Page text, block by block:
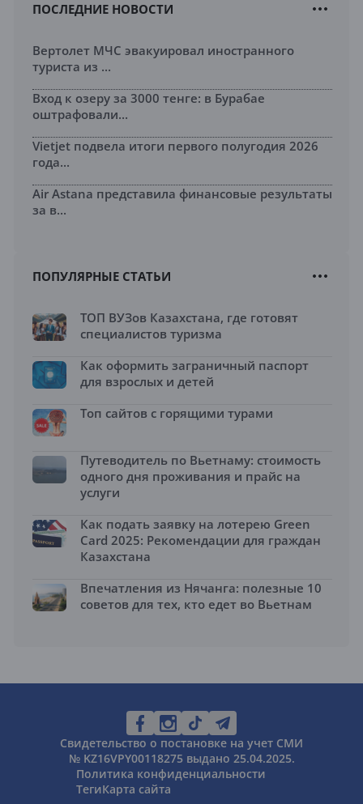
ПОСЛЕДНИЕ НОВОСТИ
Вертолет МЧС эвакуировал иностранного
туриста из ...
Вход к озеру за 3000 тенге: в Бурабае
оштрафовали...
Vietjet подвела итоги первого полугодия 2026
года...
Air Astana представила финансовые результаты
за в...
ПОПУЛЯРНЫЕ СТАТЬИ
ТОП ВУЗов Казахстана, где готовят
специалистов туризма
Как оформить заграничный паспорт
для взрослых и детей
Топ сайтов с горящими турами
Путеводитель по Вьетнаму: стоимость
одного дня проживания и прайс на
услуги
Как подать заявку на лотерею Green
Card 2025: Рекомендации для граждан
Казахстана
Впечатления из Нячанга: полезные 10
советов для тех, кто едет во Вьетнам
Свидетельство о постановке на учет СМИ
№ KZ16VPY00118275 выдано 25.04.2025.
Политика конфиденциальности
ТегиКарта сайта